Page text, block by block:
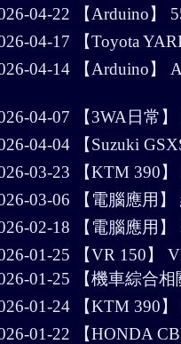
04-22 【Arduino】
04-17 【Toyota
04-14 【Arduino】
04-07 【3WA日常】
04-04 【Suzuki
03-23 【KTM 390】
03-06 【電腦應用】
02-18 【電腦應用】
01-25 【VR 150】
01-25 【機車綜合相
01-24 【KTM 390】
01-22 【HONDA